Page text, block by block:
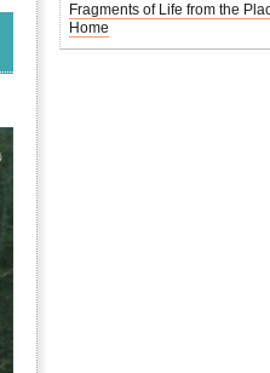
Fragments of Life from the
Home